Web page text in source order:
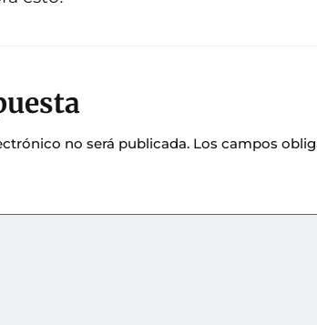
no será publicada. Los campos